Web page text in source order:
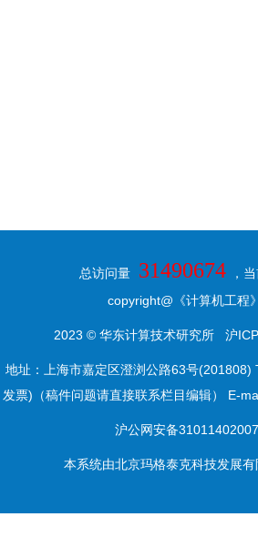
总访问量 31490674 ，
copyright@《计算机工程
2023 © 华东计算技术研究所 沪
地址：上海市嘉定区澄浏公路63号(201808)
发票)（稿件问题请直接联系栏目编辑） E-
沪公网安备
本系统由北京玛格泰克科技发展有